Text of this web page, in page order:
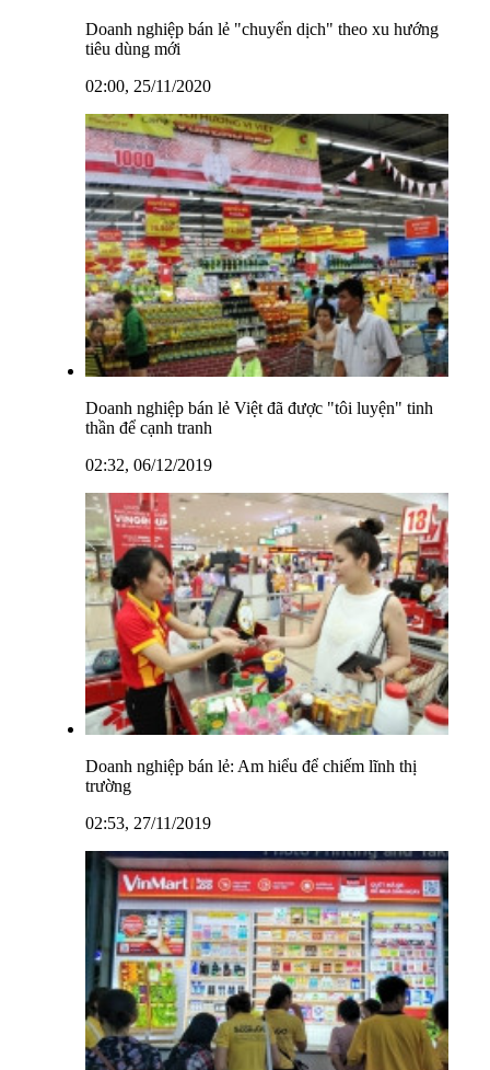
Doanh nghiệp bán lẻ "chuyển dịch" theo xu hướng
tiêu dùng mới
02:00, 25/11/2020
Doanh nghiệp bán lẻ Việt đã được "tôi luyện" tinh
thần để cạnh tranh
02:32, 06/12/2019
Doanh nghiệp bán lẻ: Am hiểu để chiếm lĩnh thị
trường
02:53, 27/11/2019